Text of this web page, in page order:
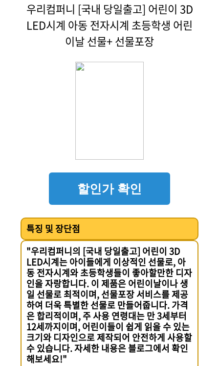
우리컴퍼니 [국내 당일출고] 어린이 3D
LED시계 아동 전자시계 초등학생 어린
이날 선물+ 선물포장
할인가 확인
특징 및 장단점
"우리컴퍼니의 [국내 당일출고] 어린이 3D
LED시계는 아이들에게 이상적인 선물로, 아
동 전자시계와 초등학생들이 좋아할만한 디자
인을 자랑합니다. 이 제품은 어린이날이나 생
일 선물로 최적이며, 선물포장 서비스를 제공
하여 더욱 특별한 선물로 만들어줍니다. 가격
은 합리적이며, 주 사용 연령대는 만 3세부터
12세까지이며, 어린이들이 쉽게 읽을 수 있는
크기와 디자인으로 제작되어 안전하게 사용할
수 있습니다. 자세한 내용은 블로그에서 확인
해보세요!"